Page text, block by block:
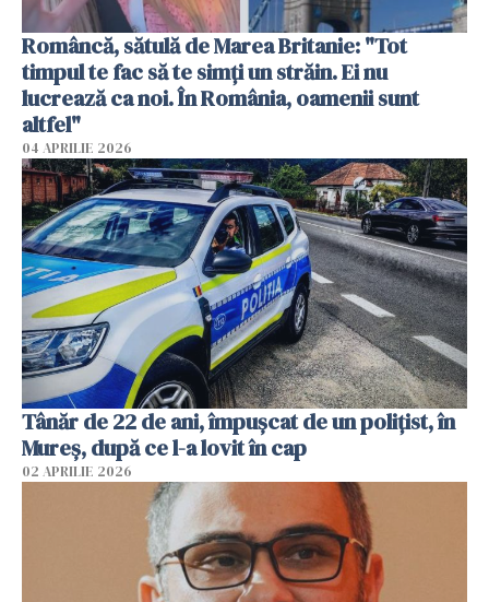
Româncă, sătulă de Marea Britanie: "Tot
timpul te fac să te simți un străin. Ei nu
lucrează ca noi. În România, oamenii sunt
altfel"
04 APRILIE 2026
Tânăr de 22 de ani, împușcat de un polițist, în
Mureș, după ce l-a lovit în cap
02 APRILIE 2026